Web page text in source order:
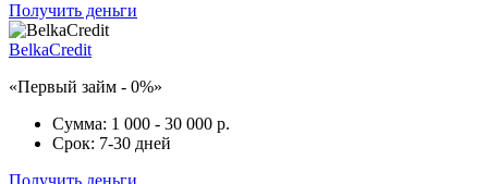
Получить деньги
BelkaCredit
«Первый займ - 0%»
Сумма: 1 000 - 30 000 р.
Срок: 7-30 дней